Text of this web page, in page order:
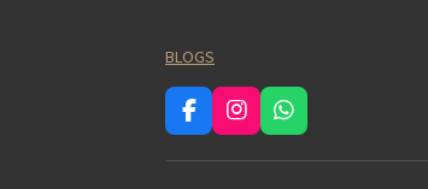
BLOGS
F
a
c
I
n
s
W
h
a